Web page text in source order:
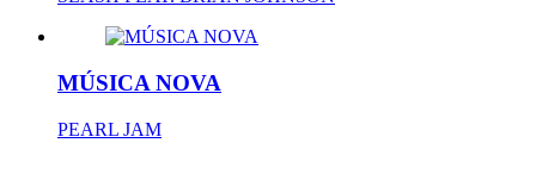
MÚSICA NOVA
PEARL JAM